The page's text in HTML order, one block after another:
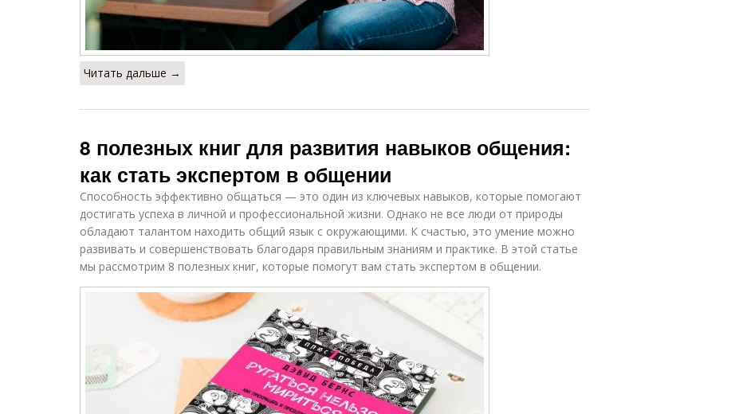
Читать дальше →
8 полезных книг для развития навыков общения:
как стать экспертом в общении
Способность эффективно общаться — это один из ключевых навыков, которые помогают
достигать успеха в личной и профессиональной жизни. Однако не все люди от природы
обладают талантом находить общий язык с окружающими. К счастью, это умение можно
развивать и совершенствовать благодаря правильным знаниям и практике. В этой статье
мы рассмотрим 8 полезных книг, которые помогут вам стать экспертом в общении.